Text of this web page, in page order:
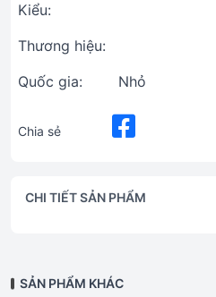
Kiểu:
Thương hiệu:
Quốc gia:
Nhỏ
Chia sẻ
CHI TIẾT SẢN PHẨM
SẢN PHẨM KHÁC